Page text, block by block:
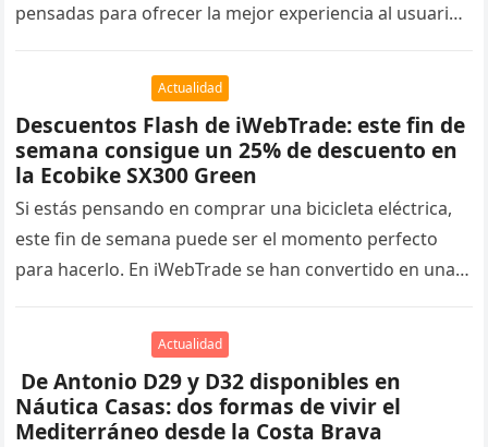
pensadas para ofrecer la mejor experiencia al usuario
Actualidad
Descuentos Flash de iWebTrade: este fin de
semana consigue un 25% de descuento en
la Ecobike SX300 Green
Si estás pensando en comprar una bicicleta eléctrica,
este fin de semana puede ser el momento perfecto
para hacerlo. En iWebTrade se han convertido en una
Actualidad
De Antonio D29 y D32 disponibles en
Náutica Casas: dos formas de vivir el
Mediterráneo desde la Costa Brava